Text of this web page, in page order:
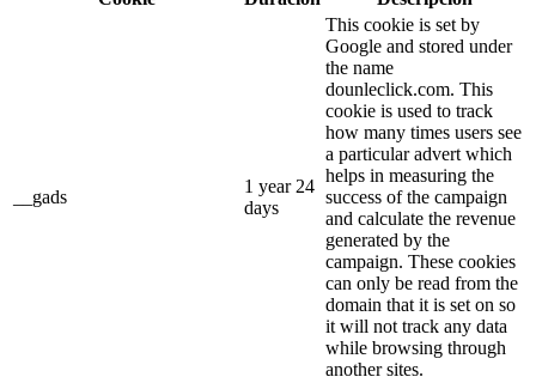
__gads
1 year 24
days
This cookie is set by
Google and stored under
the name
dounleclick.com. This
cookie is used to track
how many times users see
a particular advert which
helps in measuring the
success of the campaign
and calculate the revenue
generated by the
campaign. These cookies
can only be read from the
domain that it is set on so
it will not track any data
while browsing through
another sites.